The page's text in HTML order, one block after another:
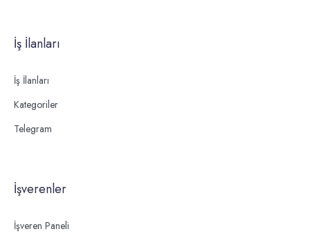
İş İlanları
İş İlanları
Kategoriler
Telegram
İşverenler
İşveren Paneli